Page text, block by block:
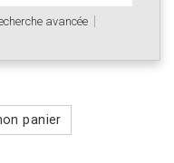
avancée
panier